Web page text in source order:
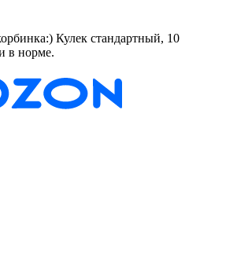
Кулек стандартный, 10
в норме.